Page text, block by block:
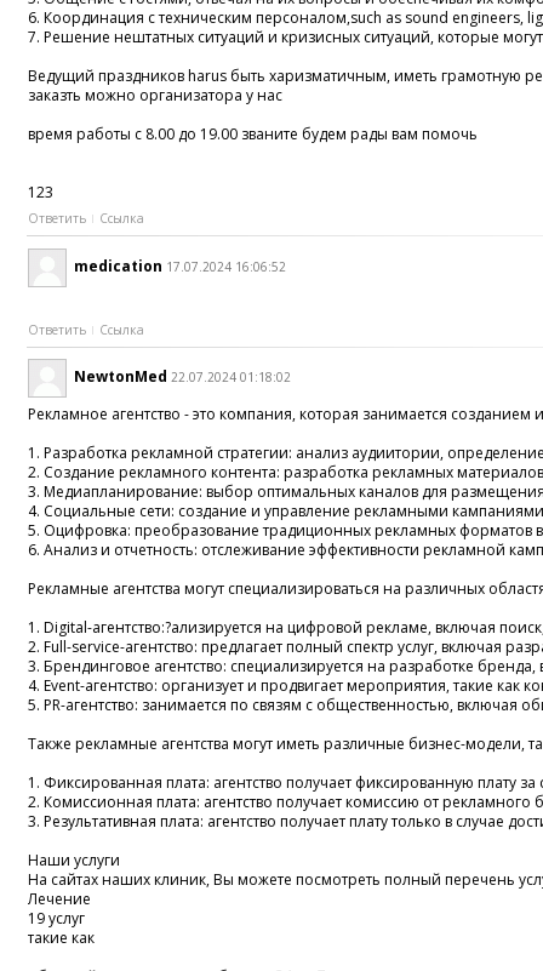
6. Координация с техническим персоналом,such as sound engineers,
7. Решение нештатных ситуаций и кризисных ситуаций, которые
Ведущий праздников harus быть харизматичным, иметь грамотную
заказть можно организатора у нас
время работы с 8.00 до 19.00 званите будем рады вам помочь
123
Ответить Ссылка
medication 17.07.2024 16:06:52
Ответить Ссылка
NewtonMed 22.07.2024 01:18:02
Рекламное агентство - это компания, которая занимается
1. Разработка рекламной стратегии: анализ аудиитории,
2. Создание рекламного контента: разработка рекламных
3. Медиапланирование: выбор оптимальных каналов для
4. Социальные сети: создание и управление рекламными кампаниями
5. Оцифровка: преобразование традиционных рекламных форматов
6. Анализ и отчетность: отслеживание эффективности рекламной
Рекламные агентства могут специализироваться на различных
1. Digital-агентство:?ализируется на цифровой рекламе, включая
2. Full-service-агентство: предлагает полный спектр услуг, включая
3. Брендинговое агентство: специализируется на разработке
4. Event-агентство: организует и продвигает мероприятия, такие как
5. PR-агентство: занимается по связям с общественностью, включая
Также рекламные агентства могут иметь различные бизнес-модели,
1. Фиксированная плата: агентство получает фиксированную плату за
2. Комиссионная плата: агентство получает комиссию от рекламного
3. Результативная плата: агентство получает плату только в случае
Наши услуги
На сайтах наших клиник, Вы можете посмотреть полный перечень
Лечение
19 услуг
такие как